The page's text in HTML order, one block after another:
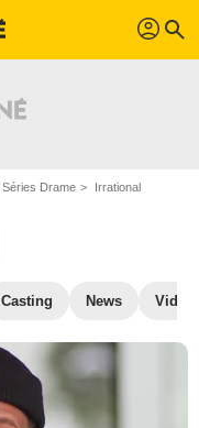
profil search
Séries Drame Irrational
Casting News